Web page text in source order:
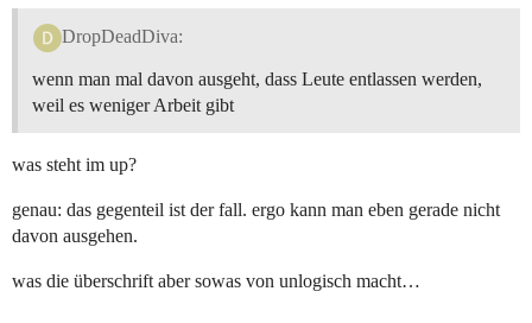
DropDeadDiva:
wenn man mal davon ausgeht, dass Leute entlassen werden,
weil es weniger Arbeit gibt
was steht im up?
genau: das gegenteil ist der fall. ergo kann man eben gerade nicht
davon ausgehen.
was die überschrift aber sowas von unlogisch macht…